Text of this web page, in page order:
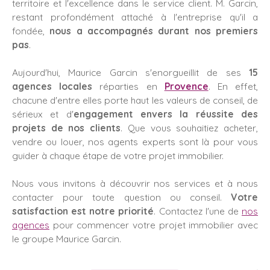
territoire et l'excellence dans le service client. M. Garcin,
restant profondément attaché à l'entreprise qu'il a
fondée, nous a accompagnés durant nos premiers
pas.
Aujourd'hui, Maurice Garcin s'enorgueillit de ses 15
agences locales réparties en Provence. En effet,
chacune d'entre elles porte haut les valeurs de conseil, de
sérieux et d'engagement envers la réussite des
projets de nos clients. Que vous souhaitiez acheter,
vendre ou louer, nos agents experts sont là pour vous
guider à chaque étape de votre projet immobilier.
Nous vous invitons à découvrir nos services et à nous
contacter pour toute question ou conseil. Votre
satisfaction est notre priorité. Contactez l'une de nos
agences pour commencer votre projet immobilier avec
le groupe Maurice Garcin.